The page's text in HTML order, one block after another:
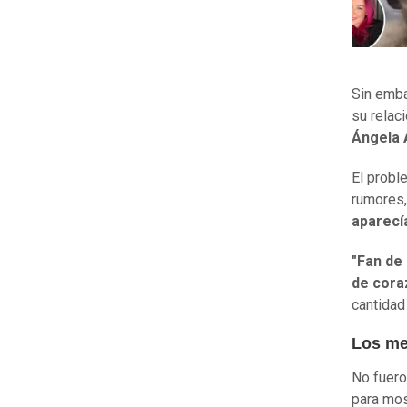
Sin
su
Ángela
El
"Fan
de
Los
No
para